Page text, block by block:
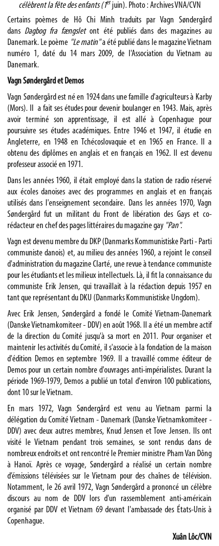
célèbrent la fête des enfants (1er juin). Photo : Archives VNA/CVN
Certains poèmes de Hô Chi Minh traduits par Vagn Søndergård
dans Dagbog fra fængsletont été publiés dans des magazines au
Danemark. Le poème "Le matin"a été publié dans le magazine Vietnam
numéro 1, daté du 14 mars 2009, de l'Association du Vietnam au
Danemark.
Vagn Søndergård et Demos
Vagn Søndergård est né en 1924 dans une famille d'agriculteurs à Karby
(Mors). Il a fait ses études pour devenir boulanger en 1943. Mais, après
avoir terminé son apprentissage, il est allé à Copenhague pour
poursuivre ses études académiques. Entre 1946 et 1947, il étudie en
Angleterre, en 1948 en Tchécoslovaquie et en 1965 en France. Il a
obtenu des diplômes en anglais et en français en 1962. Il est devenu
professeur associé en 1971.
Dans les années 1960, il était employé dans la station de radio réservé
aux écoles danoises avec des programmes en anglais et en français
utilisés dans l'enseignement secondaire. Dans les années 1970, Vagn
Søndergård fut un militant du Front de libération des Gays et co-
rédacteur en chef des pages littéraires du magazine gay "Pan".
Vagn est devenu membre du DKP (Danmarks Kommunistiske Parti - Parti
communiste danois) et, au milieu des années 1960, a rejoint le conseil
d'administration du magazine Clarté, une revue à tendance communiste
pour les étudiants et les milieux intellectuels. Là, il fit la connaissance du
communiste Erik Jensen, qui travaillait à la rédaction depuis 1957 en
tant que représentant du DKU (Danmarks Kommunistiske Ungdom).
Avec Erik Jensen, Søndergård a fondé le Comité Vietnam-Danemark
(Danske Vietnamkomiteer - DDV) en août 1968. Il a été un membre actif
de la direction du Comité jusqu'à sa mort en 2011. Pour organiser et
maintenir les activités du Comité, il s'associe à la fondation de la maison
d'édition Demos en septembre 1969. Il a travaillé comme éditeur de
Demos pour un certain nombre d'ouvrages anti-impérialistes. Durant la
période 1969-1979, Demos a publié un total d'environ 100 publications,
dont 10 sur le Vietnam.
En mars 1972, Vagn Søndergård est venu au Vietnam parmi la
délégation du Comité Vietnam - Danemark (Danske Vietnamkomiteer -
DDV) avec deux autres membres, Knud Jensen et Tove Jensen. Ils ont
visité le Vietnam pendant trois semaines, se sont rendus dans de
nombreux endroits et ont rencontré le Premier ministre Pham Van Dông
à Hanoï. Après ce voyage, Søndergård a réalisé un certain nombre
d’émissions télévisées sur le Vietnam pour des chaînes de télévision.
Notamment, le 26 avril 1972, Vagn Søndergård a prononcé un célèbre
discours au nom de DDV lors d'un rassemblement anti-américain
organisé par DDV et Vietnam 69 devant l'ambassade des États-Unis à
Copenhague.
Xuân Lôc/CVN